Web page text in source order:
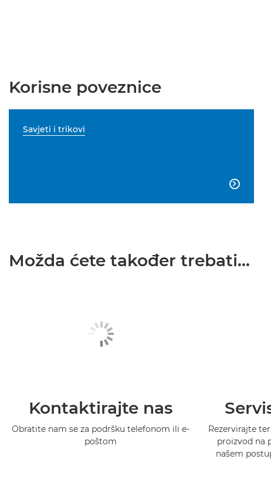
Korisne poveznice
Savjeti i trikovi

Možda ćete također trebati...
Kontaktirajte nas
Obratite nam se za podršku telefonom ili e-
poštom
Rezervirajte
proizvod na
našem